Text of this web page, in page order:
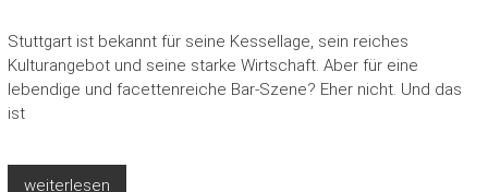
Stuttgart ist bekannt für seine Kessellage, sein reiches
Kulturangebot und seine starke Wirtschaft. Aber für eine
lebendige und facettenreiche Bar-Szene? Eher nicht. Und das
ist
weiterlesen